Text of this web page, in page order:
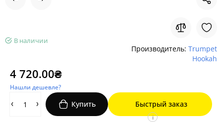
В наличии
Производитель: Trumpet
Hookah
4 720.00₴
Нашли дешевле?
Купить Быстрый заказ
i